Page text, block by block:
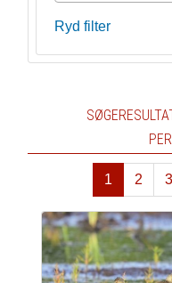
Ryd filter
1 2 3